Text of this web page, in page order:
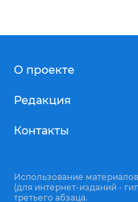
О проекте
Редакция
Контакты
Использование
(для интернет-изданий -
третьего абзаца.